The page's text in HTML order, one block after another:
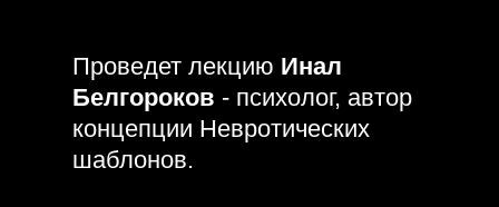
Проведет лекцию Инал
Белгороков - психолог, автор
концепции Невротических
шаблонов.